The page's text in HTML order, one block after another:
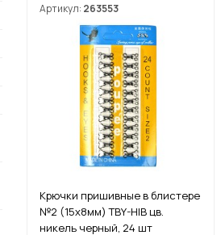
Артикул: 263553
Крючки пришивные в блистере
№2 (15х8мм) TBY-HIB цв.
никель черный, 24 шт